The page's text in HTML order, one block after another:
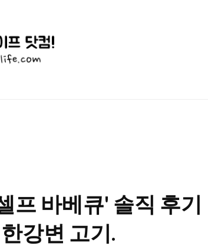
프 바베큐' 솔직 후기
강변 고기.